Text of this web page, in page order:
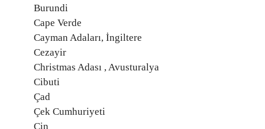
Burundi
Cape Verde
Cayman Adaları, İngiltere
Cezayir
Christmas Adası , Avusturalya
Cibuti
Çad
Çek Cumhuriyeti
Çin